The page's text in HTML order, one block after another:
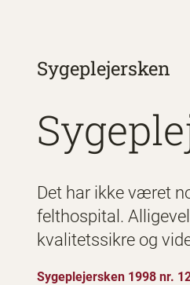
Sygeplejersken
Det har ikke været
felthospital.
kvalitetssikre og
Sygeplejersken 1998 nr.